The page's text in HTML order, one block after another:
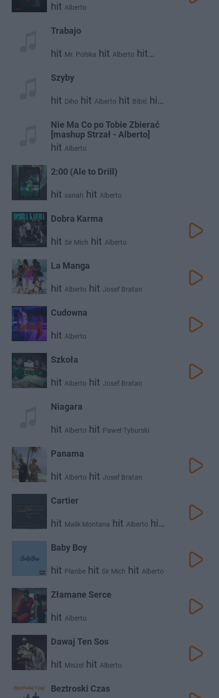
hit Alberto
Trabajo
hit Mr. Polska hit Alberto hit
Szyby
hit Diho hit Alberto hit Bibić hit
Nie Ma Co po Tobie Zbierać
[mashup Strzał - Alberto]
hit Alberto
2:00 (Ale to Drill)
hit sanah hit Alberto
Dobra Karma
hit Sir Mich hit Alberto
La Manga
hit Alberto hit Josef Bratan
Cudowna
hit Alberto
Szkoła
hit Alberto hit Josef Bratan
Niagara
hit Alberto hit Paweł Tyburski
Panama
hit Alberto hit Josef Bratan
Cartier
hit Malik Montana hit Alberto hit
Baby Boy
hit Planbe hit Sir Mich hit Alberto
Złamane Serce
hit Alberto
Dawaj Ten Sos
hit Miszel hit Alberto
Beztroski Czas